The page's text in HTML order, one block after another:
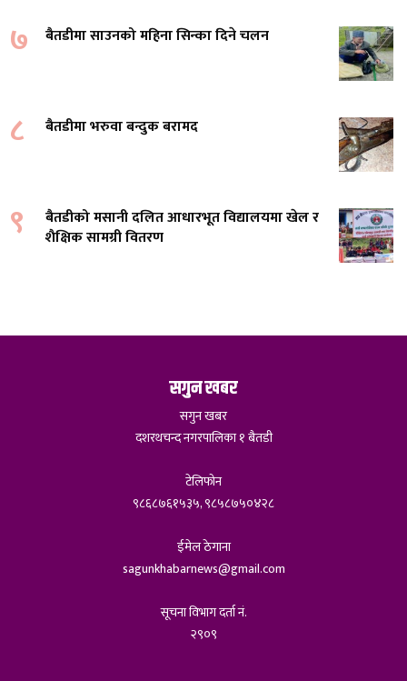
७ बैतडीमा साउनको महिना सिन्का दिने चलन
८ बैतडीमा भरुवा बन्दुक बरामद
९
बैतडीको मसानी दलित आधारभूत विद्यालयमा खेल र
शैक्षिक सामग्री वितरण
सगुन खबर
सगुन खबर
दशरथचन्द नगरपालिका १ बैतडी
टेलिफोन
९८६८७६१५३५, ९८५८७५०४२८
ईमेल ठेगाना
sagunkhabarnews@gmail.com
सूचना विभाग दर्ता नं.
२९०९